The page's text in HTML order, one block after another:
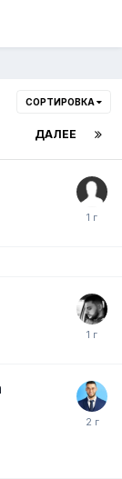
СОРТИРОВКА
ДАЛЕЕ